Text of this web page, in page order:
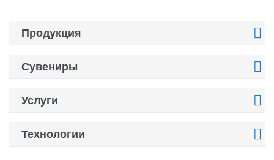
Продукция 
Сувениры 
Услуги 
Технологии 